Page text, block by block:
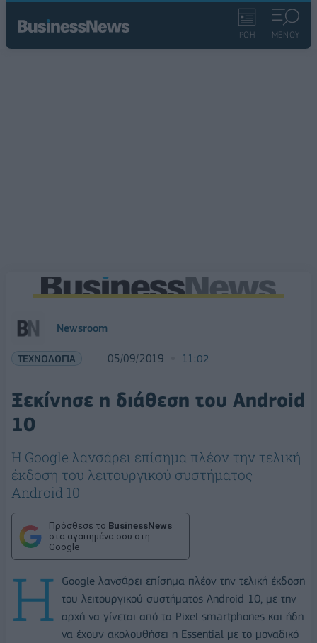
ΡΟΗ ΜΕΝΟΥ
Newsroom
ΤΕΧΝΟΛΟΓΙΑ 05/09/2019 11:02
Ξεκίνησε η διάθεση του Android
10
Η Google λανσάρει επίσημα πλέον την τελική
έκδοση του λειτουργικού συστήματος
Android 10
Πρόσθεσε το BusinessNews
στα αγαπημένα σου στη
Google
Η
Google λανσάρει επίσημα πλέον την τελική έκδοση
του λειτουργικού συστήματος Android 10, με την
αρχή να γίνεται από τα Pixel smartphones και ήδη
να έχουν ακολουθήσει η Essential με το μοναδικό